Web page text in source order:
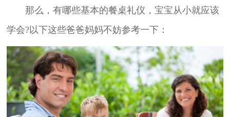
那么，有哪些基本的餐桌礼仪，宝宝从小就应该
学会?以下这些爸爸妈妈不妨参考一下：